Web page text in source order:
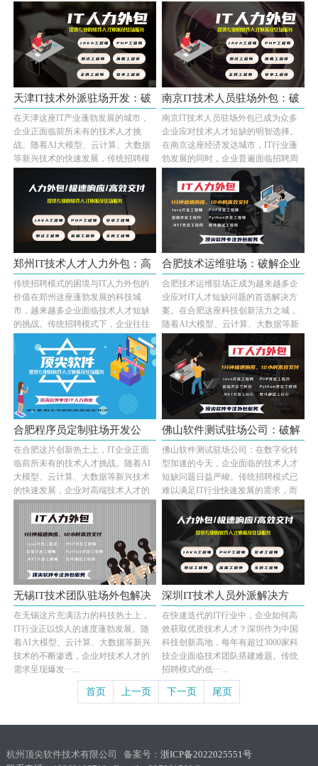
下，企业面临招···...
能、云计算、···...
天津IT技术外派驻场开发：破
解企业···
在天津这座IT产业蓬勃发展的城市，
企业正面临前所未有的技术人才挑
战。随着AI大模型、云计算、大数据
等新兴技术的快速发展，传统招聘模
南京IT技术人员驻场外包：破
解企业···
南京IT技术人员驻场外包已成为众多
企业应对技术人才短缺的明智选择。
在南京这座经济发达城市，IT行业蓬
勃发展的同时，企业普遍面临招聘周
郑州IT技术人才人力外包：高
效解决···
传统招聘模式的困境与IT人力外包的
价值在郑州这座蓬勃发展的科技城
市，越来越多企业面临技术人才短缺
的挑战。传统招聘模式下，企业往往
需要耗费数月时···...
合肥技术运维驻场：破解企业
IT人才···
合肥技术运维驻场正成为越来越多企
业应对IT人才短缺问题的首选解决方
案。在合肥这座科技创新活力之城，
随着AI大模型、云计算、大数据等新
兴技术的快速···...
合肥程序员定制驻场开发公
司：破解···
在合肥这片创新热土上，IT企业正面
临前所未有的技术人才挑战。随着AI
大模型、云计算、大数据等新兴技术
的快速发展，企业对高端技术人才的
需求呈现爆发···...
佛山软件测试驻场公司：破解
企业技···
佛山软件测试驻场公司：在数字化转
型加速的今天，企业面临的技术人才
短缺问题日益严峻。传统招聘模式已
难以满足IT行业快速发展的需求，而
专业的IT人力···...
无锡IT技术团队驻场外包解决
方案：···
在无锡这片充满活力的科技热土上，
IT行业正以惊人的速度蓬勃发展。随
着AI大模型、云计算、大数据等新兴
技术的不断渗透，企业对技术人才的
需求呈现爆发···...
深圳IT技术人员外派解决方
案：破解···
在快速迭代的IT行业中，企业如何高
效获取优质技术人才？深圳作为中国
科技创新高地，每年有超过3000家科
技企业面临技术团队搭建难题。传统
招聘模式的低···...
首页 上一页 下一页 尾页
杭州顶尖软件技术有限公司 备案号： 浙ICP备2022025551号